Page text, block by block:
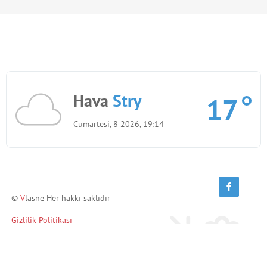
Hava Stry
Cumartesi, 8 2026, 19:14 17
© Vlasne Her hakkı saklıdır
Gizlilik Politikası